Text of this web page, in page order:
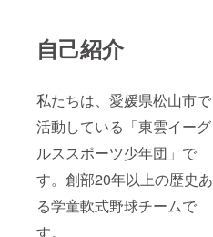
自己紹介
私たちは、愛媛県松山市で
活動している「東雲イーグ
ルススポーツ少年団」で
す。創部20年以上の歴史あ
る学童軟式野球チームで
す。